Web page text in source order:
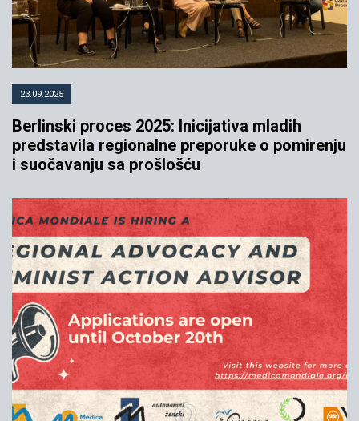
23.09.2025
Berlinski proces 2025: Inicijativa mladih
predstavila regionalne preporuke o pomirenju
i suočavanju sa prošlošću